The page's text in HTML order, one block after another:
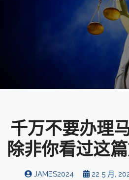
千万不要办理
除非你看过这
JAMES2024 22 5 月,